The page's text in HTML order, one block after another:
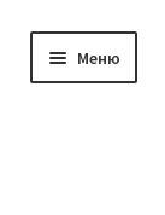
Меню